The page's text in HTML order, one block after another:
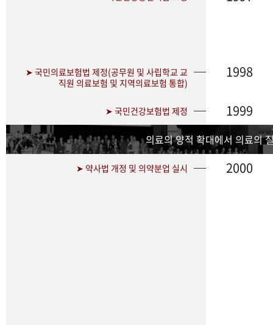
➤ 국민의료보험법 제정(공무원 및 사립학교 교
직원 의료보험 및 지역의료보험 통합)
1998
➤ 국민건강보험법 제정 1999
의료의 양적 확대에서 의료의
➤ 약사법 개정 및 의약분업 실시 2000